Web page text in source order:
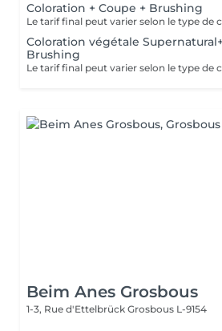
Coloration + Coupe + Brushing
Coloration végétale
Brushing
Beim Anes Grosbous
1-3, Rue d'Ettelbrück Grosbous L-9154